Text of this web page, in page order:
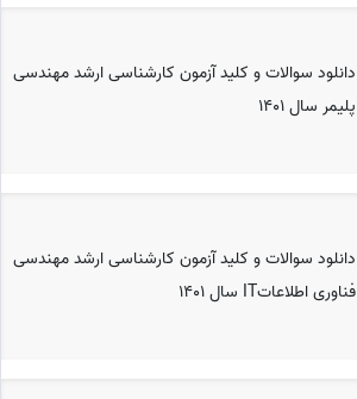
دانلود سوالات و کلید آزمون کارشناسی ارشد مهندسی
پلیمر سال 1401
دانلود سوالات و کلید آزمون کارشناسی ارشد مهندسی
فناوری اطلاعاتIT سال 1401